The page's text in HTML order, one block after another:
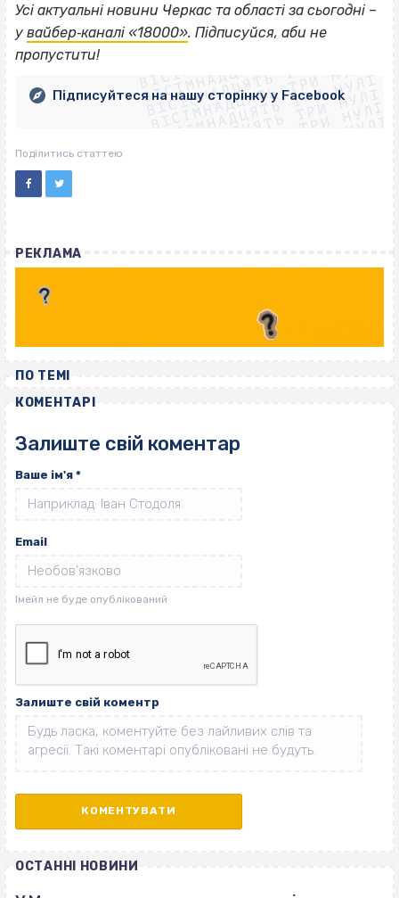
Усі актуальні новини Черкас та області за сьогодні –
у вайбер‐каналі «18000». Підписуйся, аби не
пропустити!
ВІСІМНАДЦЯТЬ ТРИ НУЛІ
ВІСІМНАДЦЯТЬ ТРИ НУЛІ
ВІСІМНАДЦЯТЬ ТРИ НУЛІ
ВІСІМНАДЦЯТЬ ТРИ НУЛІ
ВІСІМНАДЦЯТЬ ТРИ НУЛІ
ВІСІМНАДЦЯТЬ ТРИ НУЛІ
ВІСІМНАДЦЯТЬ ТРИ НУЛІ
ВІСІМНАДЦЯТЬ ТРИ НУЛІ
Підписуйтеся на нашу сторінку у Facebook
Поділитись статтею
РЕКЛАМА
ПО ТЕМІ
КОМЕНТАРІ
Залиште свій коментар
Ваше ім'я *
Email
Залиште свій коментр
ОСТАННІ НОВИНИ